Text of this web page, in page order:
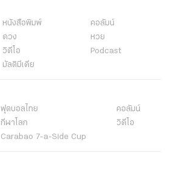
หนังสือพิมพ์
คอลัมน์
ดวง
หวย
วิดีโอ
Podcast
มัลติมีเดีย
ฟุตบอลไทย
คอลัมน์
กีฬาโลก
วิดีโอ
Carabao 7-a-Side Cup